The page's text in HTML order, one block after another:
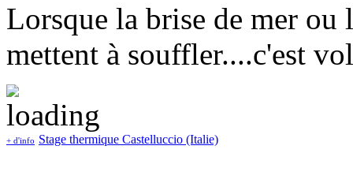
Lorsque la brise de mer ou
mettent à souffler....c'est
+ d'info Stage thermique Castelluccio (Italie)